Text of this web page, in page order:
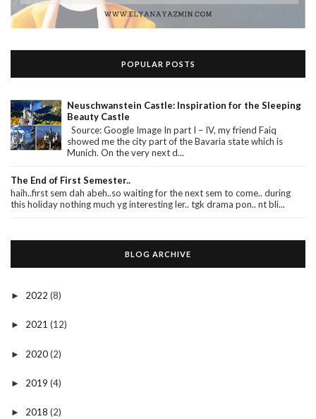
POPULAR POSTS
Neuschwanstein Castle: Inspiration for the Sleeping
Beauty Castle
Source: Google Image In part I – IV, my friend Faiq
showed me the city part of the Bavaria state which is
Munich. On the very next d...
The End of First Semester..
haih..first sem dah abeh..so waiting for the next sem to come.. during
this holiday nothing much yg interesting ler.. tgk drama pon.. nt bli...
BLOG ARCHIVE
► 2022 (8)
► 2021 (12)
► 2020(2)
► 2019 (4)
► 2018 (2)